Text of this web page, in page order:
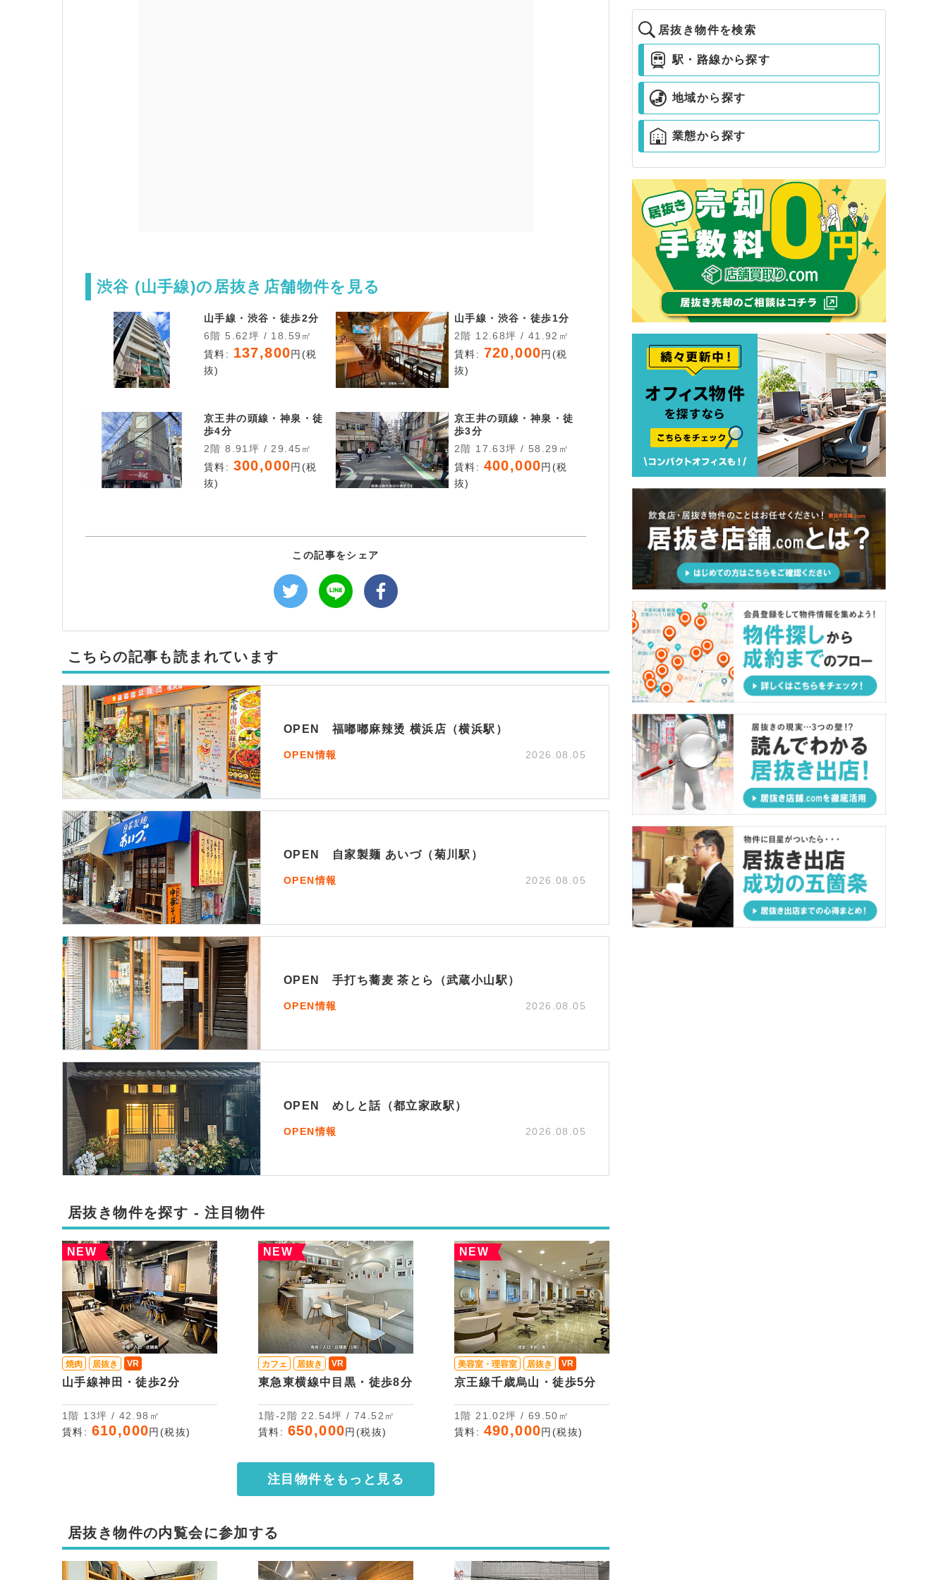
渋谷 (山手線)の居抜き店舗物件を見る
山手線・渋谷・徒歩2分
6階 5.62坪 / 18.59㎡
賃料: 137,800円(税
抜)
山手線・渋谷・徒歩1分
2階 12.68坪 / 41.92㎡
賃料: 720,000円(税
抜)
京王井の頭線・神泉・徒
歩4分
2階 8.91坪 / 29.45㎡
賃料: 300,000円(税
抜)
京王井の頭線・神泉・徒
歩3分
2階 17.63坪 / 58.29㎡
賃料: 400,000円(税
抜)
この記事をシェア
こちらの記事も読まれています
OPEN 福嘟嘟麻辣烫 横浜店（横浜駅）
OPEN情報 2026.08.05
OPEN 自家製麺 あいづ（菊川駅）
OPEN情報 2026.08.05
OPEN 手打ち蕎麦 茶とら（武蔵小山駅）
OPEN情報 2026.08.05
OPEN めしと話（都立家政駅）
OPEN情報 2026.08.05
居抜き物件を探す - 注目物件
NEW
焼肉 居抜き VR
山手線神田・徒歩2分
1階 13坪 / 42.98㎡
賃料: 610,000円(税抜)
NEW
カフェ 居抜き VR
東急東横線中目黒・徒歩8分
1階-2階 22.54坪 / 74.52㎡
賃料: 650,000円(税抜)
NEW
美容室・理容室 居抜き VR
京王線千歳烏山・徒歩5分
1階 21.02坪 / 69.50㎡
賃料: 490,000円(税抜)
注目物件をもっと見る
居抜き物件の内覧会に参加する
居抜き物件を検索
駅・路線から探す
地域から探す
業態から探す